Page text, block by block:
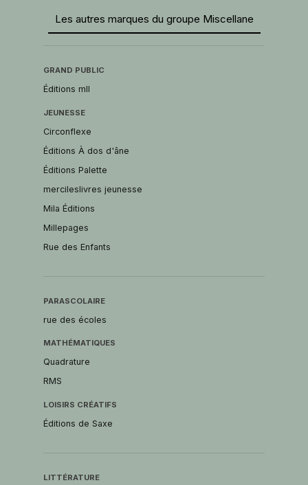
Les autres marques du groupe Miscellane
GRAND PUBLIC
Éditions mll
JEUNESSE
Circonflexe
Éditions À dos d'âne
Éditions Palette
mercileslivres jeunesse
Mila Éditions
Millepages
Rue des Enfants
PARASCOLAIRE
rue des écoles
MATHÉMATIQUES
Quadrature
RMS
LOISIRS CRÉATIFS
Éditions de Saxe
LITTÉRATURE